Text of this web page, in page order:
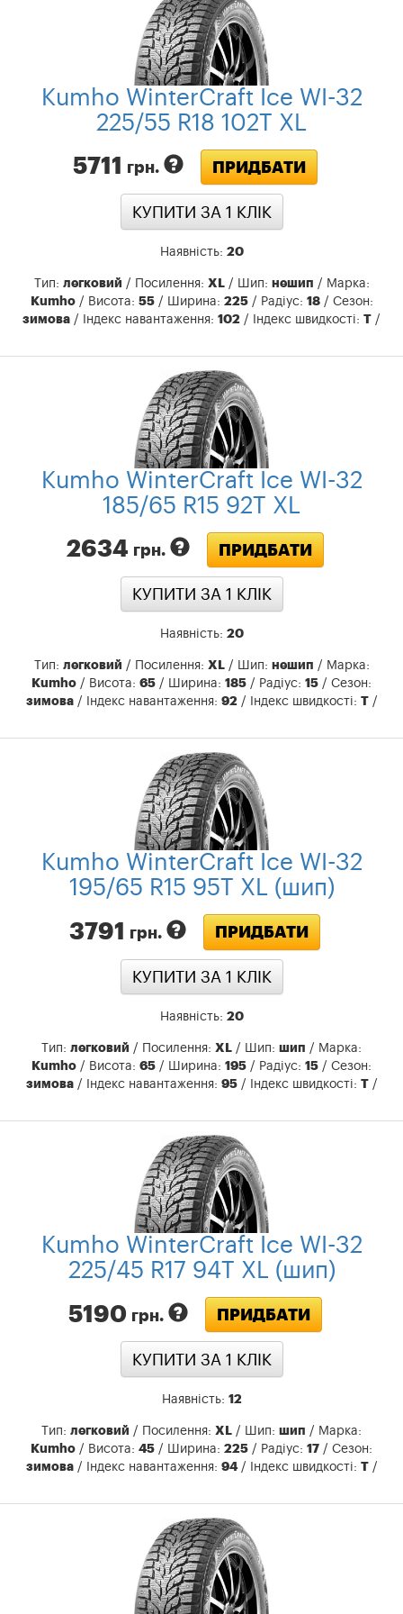
Kumho WinterCraft Ice WI-32
225/55 R18 102T XL
5711
грн. ПРИДБАТИ
КУПИТИ ЗА 1 КЛIК
Наявність: 20
Тип: легковий / Посилення: XL/ Шип: нешип / Марка:
Kumho/ Висота: 55/ Ширина: 225/ Радіус: 18/ Сезон:
зимова / Індекс навантаження: 102 / Індекс швидкості: T /
Kumho WinterCraft Ice WI-32
185/65 R15 92T XL
2634 грн. ПРИДБАТИ
КУПИТИ ЗА 1 КЛIК
Наявність: 20
Тип: легковий / Посилення: XL/ Шип: нешип / Марка:
Kumho / Висота: 65 / Ширина: 185 / Радіус: 15 / Сезон:
зимова/ Індекс навантаження: 92/ Індекс швидкості: T/
Kumho WinterCraft Ice WI-32
195/65 R15 95T XL (шип)
3791
грн. ПРИДБАТИ
КУПИТИ ЗА 1 КЛIК
Наявність: 20
Тип: легковий / Посилення: XL / Шип: шип / Марка:
Kumho / Висота: 65 / Ширина: 195 / Радіус: 15 / Сезон:
зимова/ Індекс навантаження: 95/ Індекс швидкості: T/
Kumho WinterCraft Ice WI-32
225/45 R17 94T XL (шип)
5190 грн. ПРИДБАТИ
КУПИТИ ЗА 1 КЛIК
Наявність: 12
Тип: легковий / Посилення: XL / Шип: шип / Марка:
Kumho / Висота: 45 / Ширина: 225 / Радіус: 17 / Сезон:
зимова/ Індекс навантаження: 94/ Індекс швидкості: T/